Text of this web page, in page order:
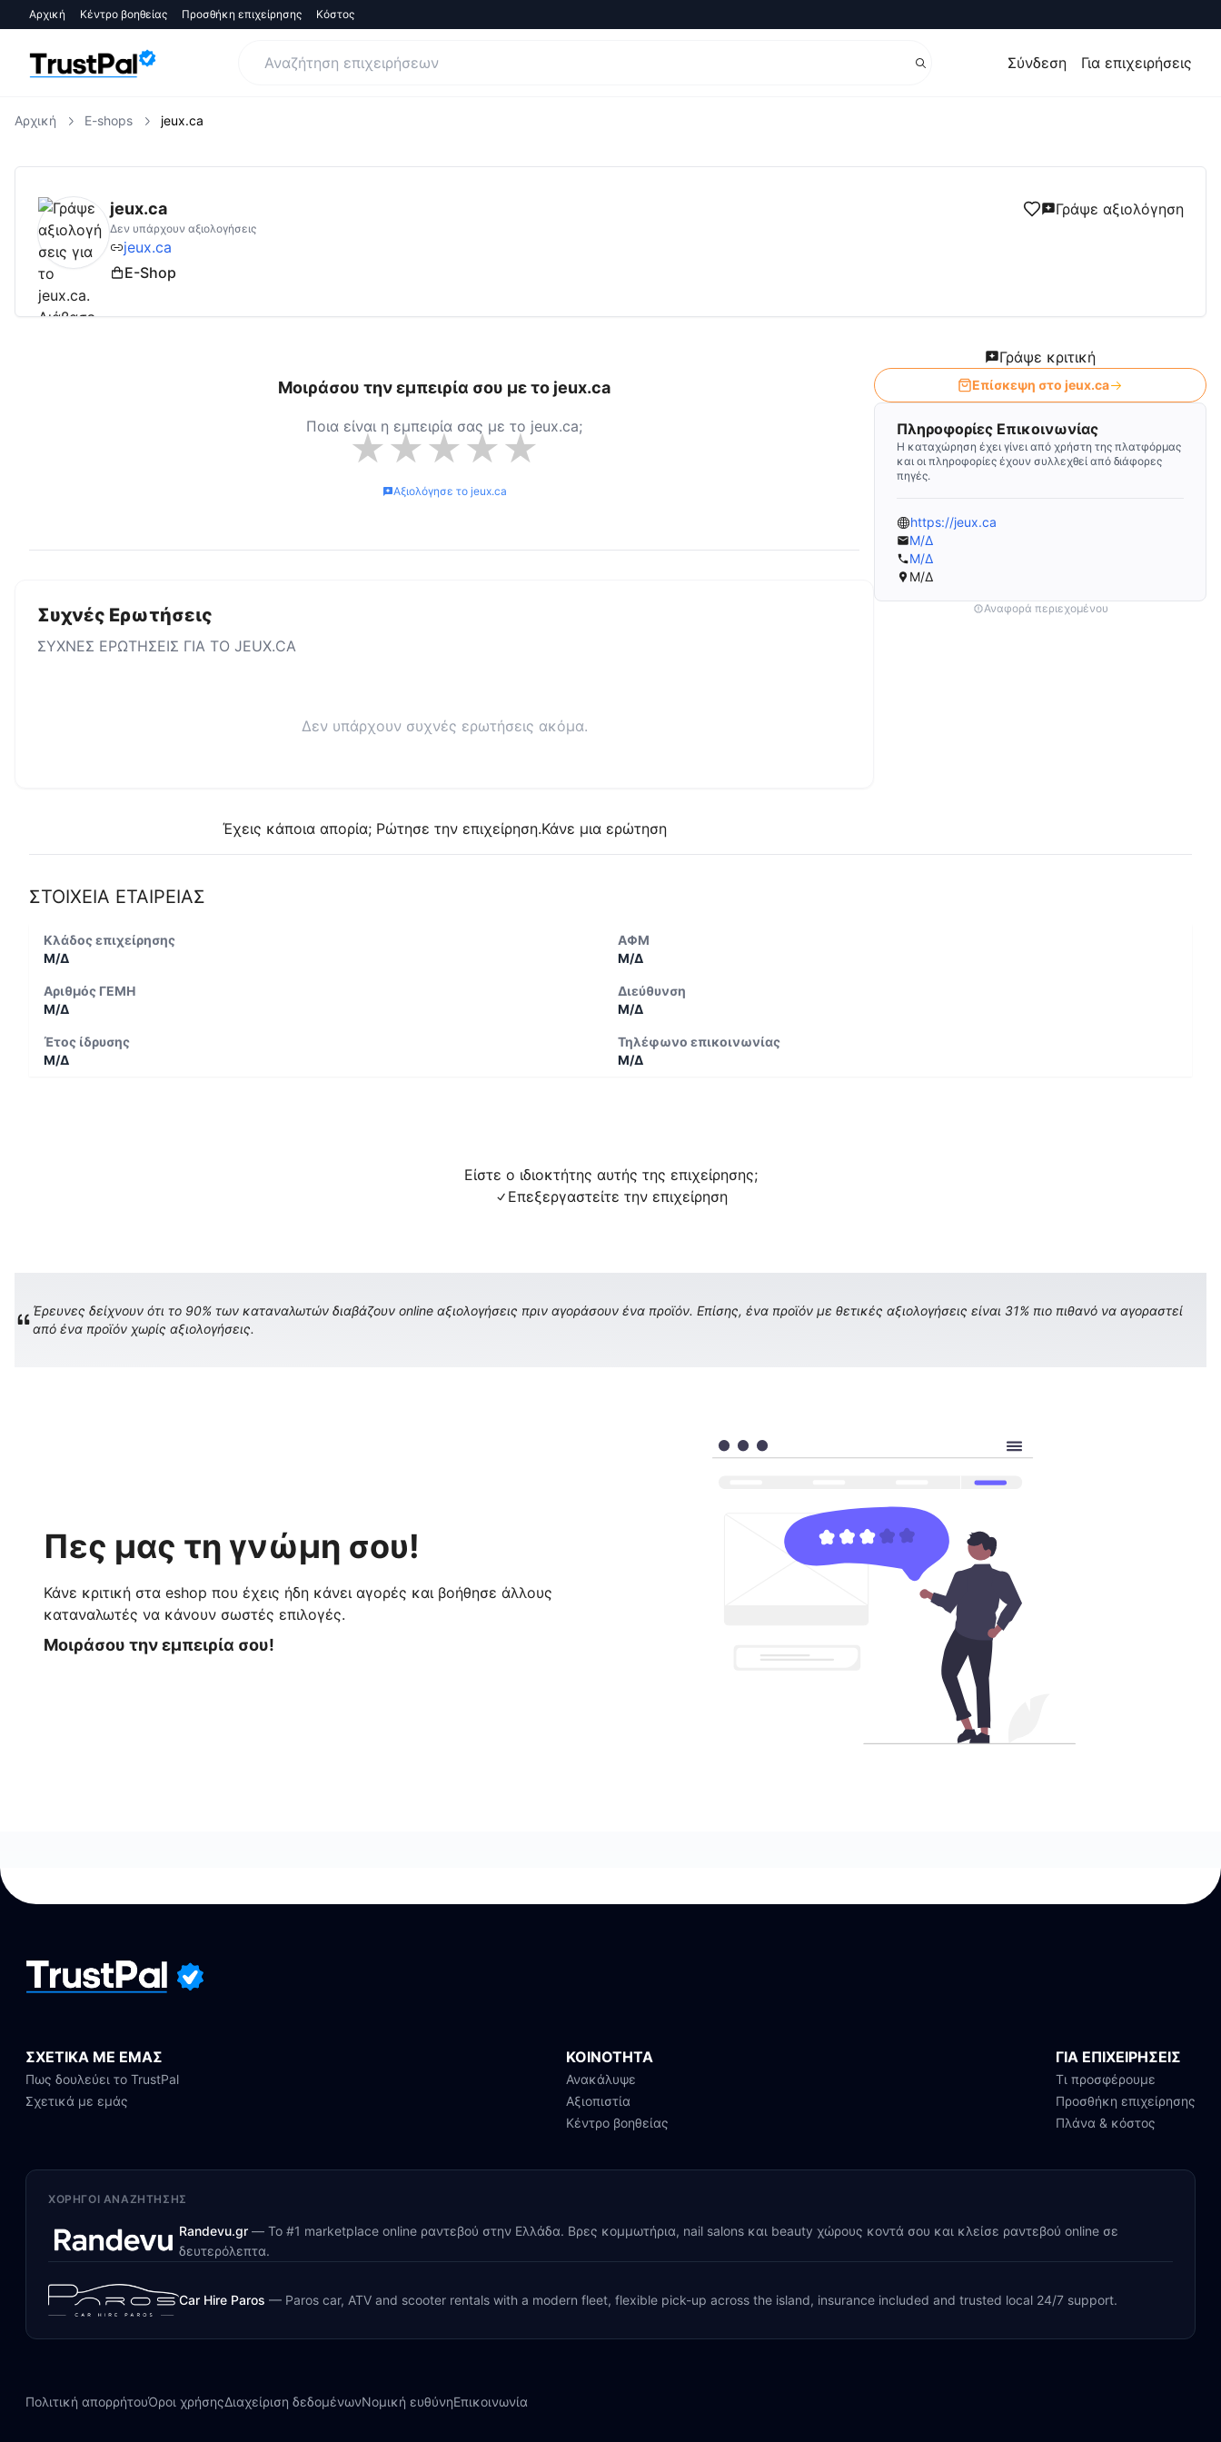
Αρχική Κέντρο βοηθείας Προσθήκη επιχείρησης Κόστος
Σύνδεση Για επιχειρήσεις
Αρχική E-shops jeux.ca
jeux.caΑξιολογήσεις | Δες Αξιολογήσεις και Κριτικές για
jeux.ca Γράψε αξιολόγηση
Δεν υπάρχουν αξιολογήσεις
jeux.ca
E-Shop
Μοιράσου την εμπειρία σου με το jeux.ca
Ποια είναι η εμπειρία σας με το jeux.ca;
★★★★★
Αξιολόγησε το jeux.ca
Συχνές Ερωτήσεις
ΣΥΧΝΕΣ ΕΡΩΤΗΣΕΙΣ ΓΙΑ ΤΟ JEUX.CA
Δεν υπάρχουν συχνές ερωτήσεις ακόμα.
Έχεις κάποια απορία; Ρώτησε την επιχείρηση.Κάνε μια ερώτηση
Γράψε κριτική
Επίσκεψη στο jeux.ca
Πληροφορίες Επικοινωνίας
Η καταχώρηση έχει γίνει από χρήστη της πλατφόρμας
και οι πληροφορίες έχουν συλλεχθεί από διάφορες
πηγές.
https://jeux.ca
Μ/Δ
Μ/Δ
Μ/Δ
Αναφορά περιεχομένου
ΣΤΟΙΧΕΙΑ ΕΤΑΙΡΕΙΑΣ
Κλάδος επιχείρησης
Μ/Δ
ΑΦΜ
Μ/Δ
Αριθμός ΓΕΜΗ
Μ/Δ
Διεύθυνση
Μ/Δ
Έτος ίδρυσης
Μ/Δ
Τηλέφωνο επικοινωνίας
Μ/Δ
Είστε ο ιδιοκτήτης αυτής της επιχείρησης;
Επεξεργαστείτε την επιχείρηση
Έρευνες δείχνουν ότι το 90% των καταναλωτών διαβάζουν online αξιολογήσεις πριν αγοράσουν ένα προϊόν. Επίσης, ένα προϊόν με θετικές αξιολογήσεις είναι 31% πιο πιθανό να αγοραστεί
από ένα προϊόν χωρίς αξιολογήσεις.
Πες μας τη γνώμη σου!
Κάνε κριτική στα eshop που έχεις ήδη κάνει αγορές και βοήθησε άλλους
καταναλωτές να κάνουν σωστές επιλογές.
Μοιράσου την εμπειρία σου!
ΣΧΕΤΙΚΑ ΜΕ ΕΜΑΣ
Πως δουλεύει το TrustPal
Σχετικά με εμάς
ΚΟΙΝΟΤΗΤΑ
Ανακάλυψε
Αξιοπιστία
Κέντρο βοηθείας
ΓΙΑ ΕΠΙΧΕΙΡΗΣΕΙΣ
Τι προσφέρουμε
Προσθήκη επιχείρησης
Πλάνα & κόστος
ΧΟΡΗΓΟΊ ΑΝΑΖΉΤΗΣΗΣ
Randevu.gr — Το #1 marketplace online ραντεβού στην Ελλάδα. Βρες κομμωτήρια, nail salons και beauty χώρους κοντά σου και κλείσε ραντεβού online σε
δευτερόλεπτα.
Car Hire Paros — Paros car, ATV and scooter rentals with a modern fleet, flexible pick-up across the island, insurance included and trusted local 24/7 support.
Πολιτική απορρήτουΌροι χρήσηςΔιαχείριση δεδομένωνΝομική ευθύνηΕπικοινωνία